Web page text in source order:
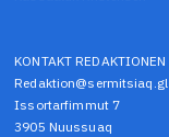
KONTAKT REDAKTIONEN
Redaktion@sermitsiaq.gl
Issortarfimmut 7
3905 Nuussuaq